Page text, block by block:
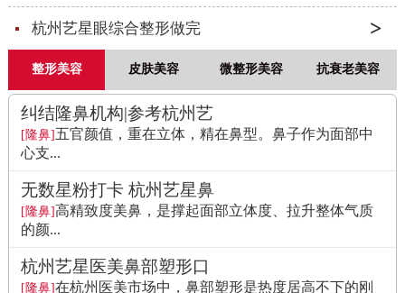
杭州艺星眼综合整形做完
整形美容 皮肤美容 微整形美容 抗衰老美容
纠结隆鼻机构|参考杭州艺
[隆鼻]五官颜值，重在立体，精在鼻型。鼻子作为面部中
心支...
无数星粉打卡 杭州艺星鼻
[隆鼻]高精致度美鼻，是撑起面部立体度、拉升整体气质
的颜...
杭州艺星医美鼻部塑形口
[隆鼻]在杭州医美市场中，鼻部塑形是热度居高不下的刚